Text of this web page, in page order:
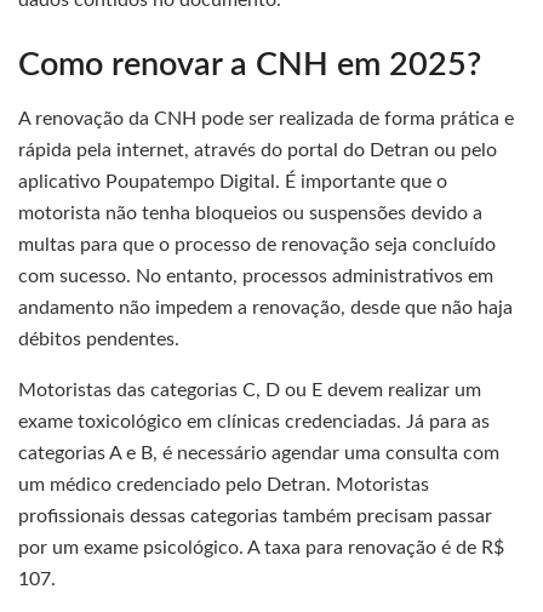
Como renovar a CNH em 2025?
A renovação da CNH pode ser realizada de forma prática e
rápida pela internet, através do portal do Detran ou pelo
aplicativo Poupatempo Digital. É importante que o
motorista não tenha bloqueios ou suspensões devido a
multas para que o processo de renovação seja concluído
com sucesso. No entanto, processos administrativos em
andamento não impedem a renovação, desde que não haja
débitos pendentes.
Motoristas das categorias C, D ou E devem realizar um
exame toxicológico em clínicas credenciadas. Já para as
categorias A e B, é necessário agendar uma consulta com
um médico credenciado pelo Detran. Motoristas
profissionais dessas categorias também precisam passar
por um exame psicológico. A taxa para renovação é de R$
107.